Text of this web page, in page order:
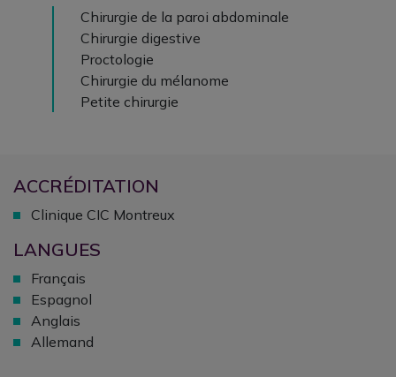
Chirurgie de la paroi abdominale
Chirurgie digestive
Proctologie
Chirurgie du mélanome
Petite chirurgie
ACCRÉDITATION
Clinique CIC Montreux
LANGUES
Français
Espagnol
Anglais
Allemand